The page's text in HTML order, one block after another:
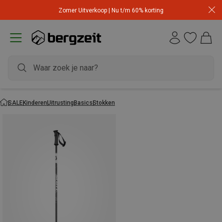
Zomer Uitverkoop | Nu t/m 60% korting
SALEKinderenUitrustingBasicsStokken